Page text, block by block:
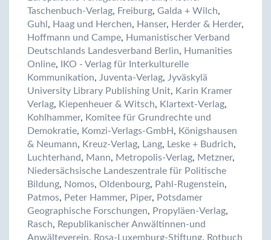
Taschenbuch-Verlag, Freiburg, Galda + Wilch,
Guhl , Haag und Herchen, Hanser, Herder & Herder,
Hoffmann und Campe, Humanistischer Verband
Deutschlands Landesverband Berlin, Humanities
Online,
IKO - Verlag für Interkulturelle
Kommunikation, Juventa-Verlag, Jyväskylä
University Library Publishing Unit, Karin Kramer
Verlag, Kiepenheuer & Witsch, Klartext-Verlag,
Kohlhammer, Komitee für Grundrechte und
Demokratie, Komzi-Verlags-GmbH, Königshausen
& Neumann, Kreuz-Verlag, Lang, Leske + Budrich,
Luchterhand, Mann, Metropolis-Verlag, Metzner,
Niedersächsische Landeszentrale für Politische
Bildung, Nomos, Oldenbourg, Pahl-Rugenstein,
Patmos, Peter Hammer, Piper, Potsdamer
Geographische Forschungen, Propyläen-Verlag,
Rasch, Republikanischer Anwältinnen-und
Anwälteverein, Rosa-Luxemburg-Stiftung, Rotbuch